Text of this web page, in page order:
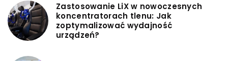
Zastosowanie LiX w nowoczesnych
koncentratorach tlenu: Jak
zoptymalizować wydajność
urządzeń?